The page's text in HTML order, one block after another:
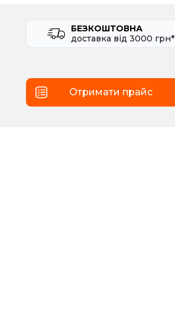
БЕЗКОШТОВНА
доставка вiд 3000 грн*
Отримати прайс